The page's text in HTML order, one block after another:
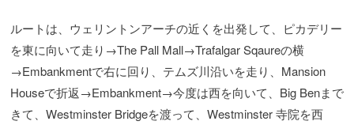
ルートは、ウェリントンアーチの近くを出発して、ピカデリー
を東に向いて走り→The Pall Mall→Trafalgar Sqaureの横
→Embankmentで右に回り、テムズ川沿いを走り、Mansion
Houseで折返→Embankment→今度は西を向いて、Big Benまで
きて、Westminster Bridgeを渡って、Westminster 寺院を西